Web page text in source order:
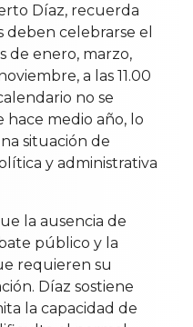
Díaz, recuerda
deben celebrarse el
de enero, marzo,
a las 11.00
no se
medio año, lo
situación de
y administrativa
la ausencia de
público y la
requieren su
Díaz sostiene
la capacidad de